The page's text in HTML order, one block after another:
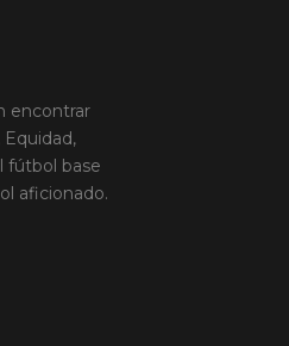
encontrar
fútbol base
aficionado.